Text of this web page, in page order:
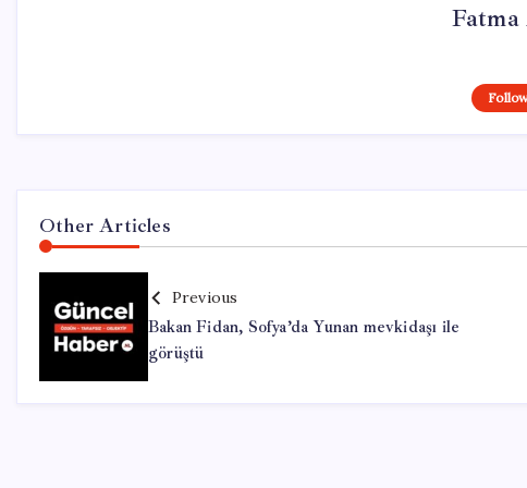
Fatma
Other Articles
Previous
Bakan Fidan, Sofya’da Yunan mevkidaşı ile
görüştü